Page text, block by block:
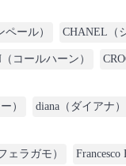
ペール） CHANEL（
コールハーン）
） diana（ダイアナ）
ェラガモ）